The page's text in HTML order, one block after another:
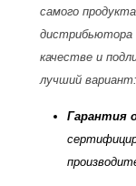
самого
дистрибьютора
качестве и
лучший вариант:
Гарантия